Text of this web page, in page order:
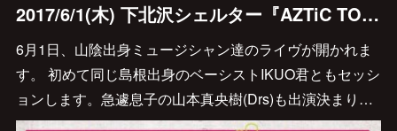
2017/6/1(木) 下北沢シェルター『AZTiC TOUR in TOKYO～山陰オールスターズ～』 出演決定！
6月1日、山陰出身ミュージシャン達のライヴが開かれま
す。 初めて同じ島根出身のベーシストIKUO君ともセッシ
ョンします。急遽息子の山本真央樹(Drs)も出演決まり…